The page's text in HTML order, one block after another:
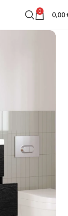
0 0,00